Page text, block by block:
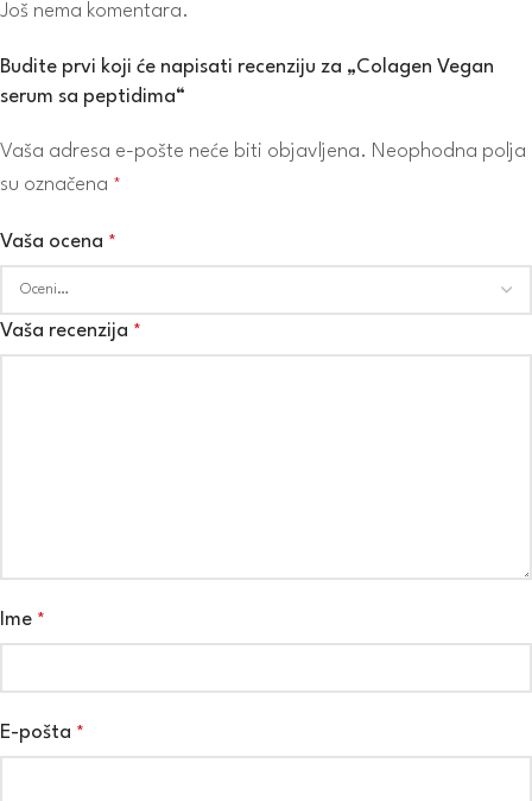
Još nema komentara.
Budite prvi koji će napisati recenziju za „Colagen Vegan
serum sa peptidima“
Vaša adresa e-pošte neće biti objavljena. Neophodna polja
su označena *
Vaša ocena *
Vaša recenzija *
Ime *
E-pošta *